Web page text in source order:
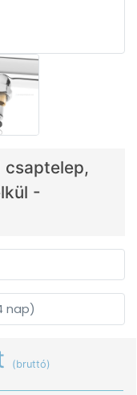
csaptelep,
-
nap)
(bruttó)